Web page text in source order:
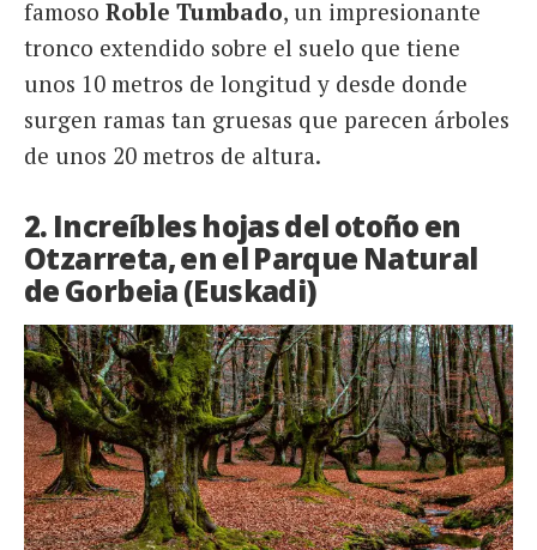
famoso Roble Tumbado, un impresionante
tronco extendido sobre el suelo que tiene
unos 10 metros de longitud y desde donde
surgen ramas tan gruesas que parecen árboles
de unos 20 metros de altura.
2. Increíbles hojas del otoño en
Otzarreta, en el Parque Natural
de Gorbeia (Euskadi)